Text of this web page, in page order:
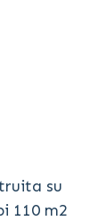
su
110 m2